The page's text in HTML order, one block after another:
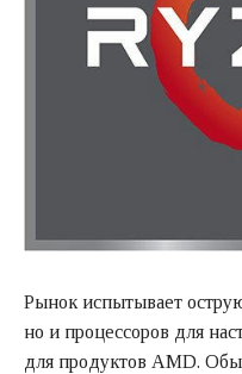
Рынок испытывает
но и процессоров для
для продуктов AMD.